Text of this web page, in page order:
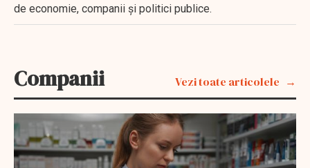
de economie, companii și politici publice.
Companii Vezi toate articolele